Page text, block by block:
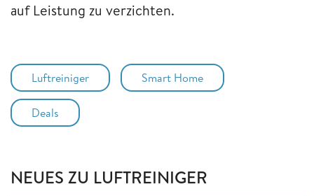
auf Leistung zu verzichten.
Luftreiniger Smart Home
Deals
NEUES ZU LUFTREINIGER